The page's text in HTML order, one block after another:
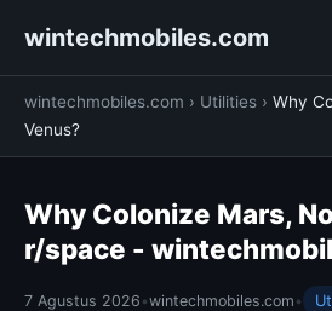
wintechmobiles.com
wintechmobiles.com › Utilities › Why
Venus?
Why Colonize Mars,
r/space -
7 Agustus 2026 •wintechmobiles.com •